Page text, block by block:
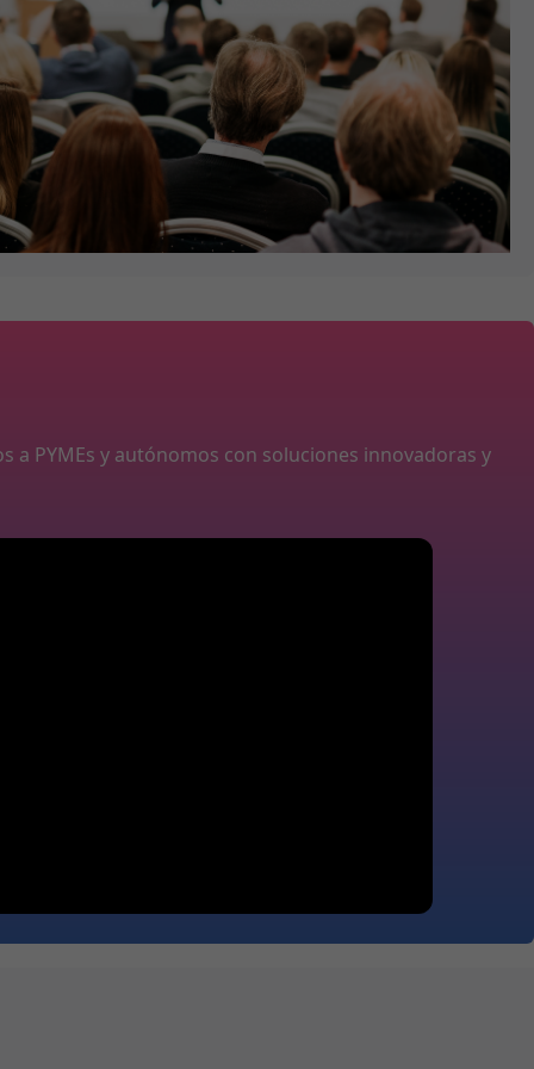
a PYMEs y autónomos con soluciones innovadoras y